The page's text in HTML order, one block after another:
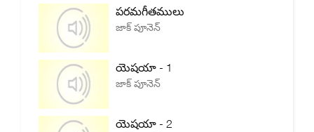
పరమగీతములు
జాక్ పూనెన్
యెషయా - 1
జాక్ పూనెన్
యెషయా - 2